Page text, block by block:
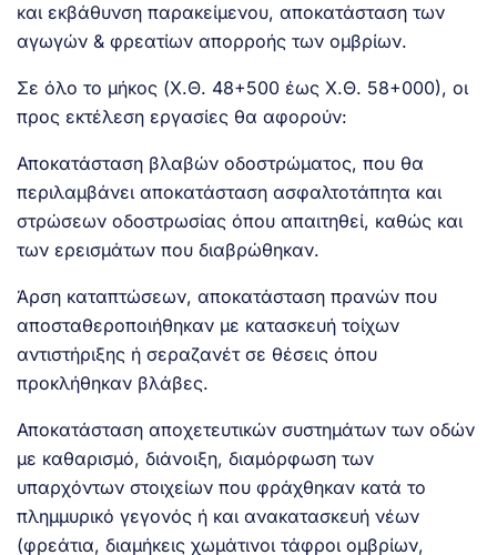
και εκβάθυνση παρακείμενου, αποκατάσταση των
αγωγών & φρεατίων απορροής των ομβρίων.
Σε όλο το μήκος (Χ.Θ. 48+500 έως Χ.Θ. 58+000), oι
προς εκτέλεση εργασίες θα αφορούν:
Αποκατάσταση βλαβών οδοστρώματος, που θα
περιλαμβάνει αποκατάσταση ασφαλτοτάπητα και
στρώσεων οδοστρωσίας όπου απαιτηθεί, καθώς και
των ερεισμάτων που διαβρώθηκαν.
Άρση καταπτώσεων, αποκατάσταση πρανών που
αποσταθεροποιήθηκαν με κατασκευή τοίχων
αντιστήριξης ή σεραζανέτ σε θέσεις όπου
προκλήθηκαν βλάβες.
Αποκατάσταση αποχετευτικών συστημάτων των οδών
με καθαρισμό, διάνοιξη, διαμόρφωση των
υπαρχόντων στοιχείων που φράχθηκαν κατά το
πλημμυρικό γεγονός ή και ανακατασκευή νέων
(φρεάτια, διαμήκεις χωμάτινοι τάφροι ομβρίων,